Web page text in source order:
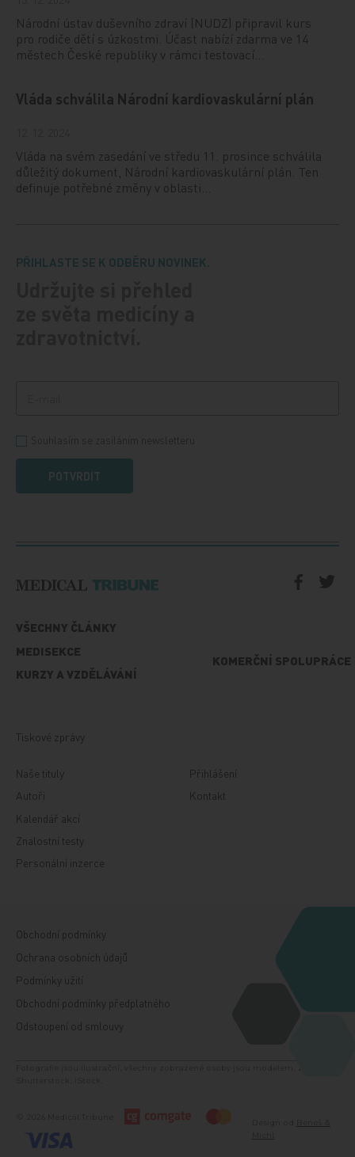
Národní ústav duševního zdraví (NUDZ) připravil kurs
pro rodiče dětí s úzkostmi. Účast nabízí zdarma ve 14
městech České republiky v rámci testovací…
Vláda schválila Národní kardiovaskulární plán
Vláda na svém zasedání ve středu 11. prosince schválila
důležitý dokument, Národní kardiovaskulární plán. Ten
definuje potřebné změny v oblasti…
PŘIHLASTE SE K ODBĚRU NOVINEK.
POTVRDIT
VŠECHNY ČLÁNKY
MEDISEKCE
KURZY A VZDĚLÁVÁNÍ
KOMERČNÍ SPOLUPRÁCE
Tiskové zprávy
Naše tituly
Autoři
Kalendář akcí
Znalostní testy
Personální inzerce
Přihlášení
Kontakt
Obchodní podmínky
Ochrana osobních údajů
Podmínky užití
Obchodní podmínky předplatného
Odstoupení od smlouvy